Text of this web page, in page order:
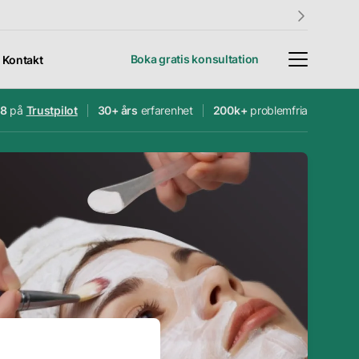
Kontakt Boka gratis konsultation
30+ års
erfarenhet
200 000+
60 min
på Trustpilot 30+ års erfarenhet 200k+ problemfria